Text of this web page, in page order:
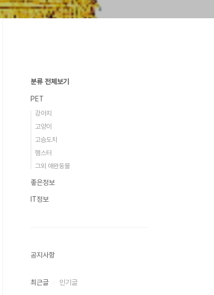
분류 전체보기
PET
강아지
고양이
고슴도치
햄스터
그외 애완동물
좋은정보
IT정보
공지사항
최근글 인기글